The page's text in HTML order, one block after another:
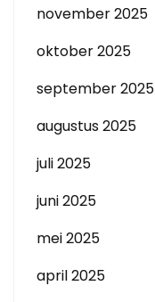
november 2025
oktober 2025
september 2025
augustus 2025
juli 2025
juni 2025
mei 2025
april 2025